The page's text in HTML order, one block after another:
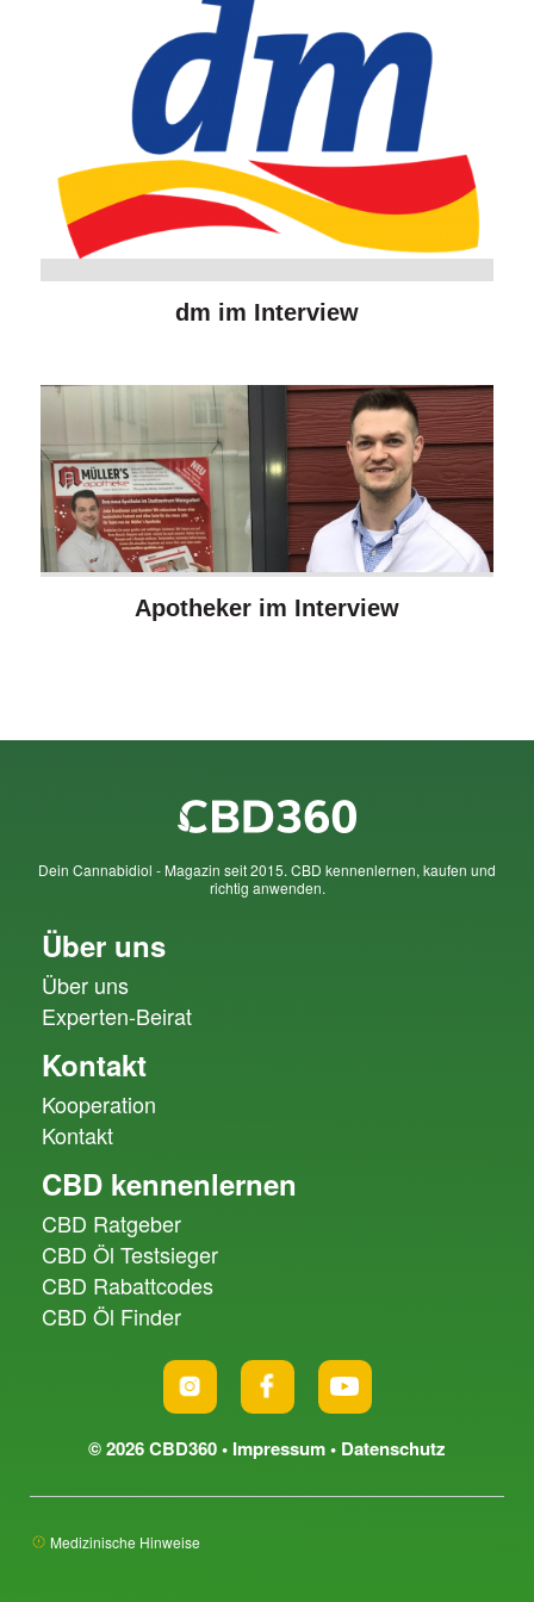
dm im Interview
Apotheker im Interview
Dein Cannabidiol - Magazin seit 2015. CBD kennenlernen, kaufen und
richtig anwenden.
Über uns
Über uns
Experten-Beirat
Kontakt
Kooperation
Kontakt
CBD kennenlernen
CBD Ratgeber
CBD Öl Testsieger
CBD Rabattcodes
CBD Öl Finder
© 2026 CBD360 • Impressum• Datenschutz
Medizinische Hinweise